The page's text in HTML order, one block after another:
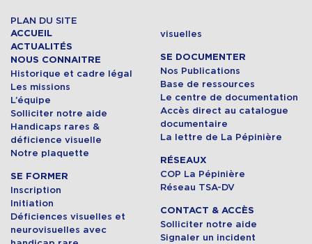
PLAN DU SITE
ACCUEIL
ACTUALITÉS
NOUS CONNAITRE
Historique et cadre légal
Les missions
L’équipe
Solliciter notre aide
Handicaps rares &
déficience visuelle
Notre plaquette
SE FORMER
Inscription
Initiation
Déficiences visuelles et
neurovisuelles avec
visuelles
SE DOCUMENTER
Nos Publications
Base de ressources
Le centre de documentation
Accès direct au catalogue
documentaire
La lettre de La Pépinière
RÉSEAUX
COP La Pépinière
Réseau TSA-DV
CONTACT & ACCÈS
Solliciter notre aide
Signaler un incident